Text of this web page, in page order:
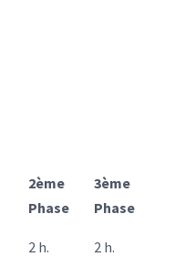
2ème
Phase
3ème
Phase
2 h. 2 h.